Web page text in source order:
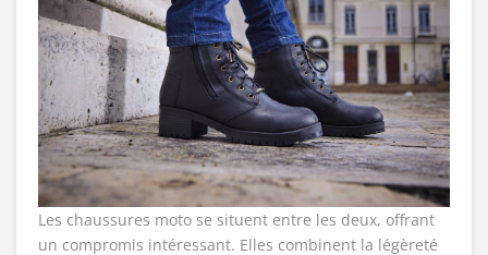
Les chaussures moto se situent entre les deux, offrant
un compromis intéressant. Elles combinent la légèreté